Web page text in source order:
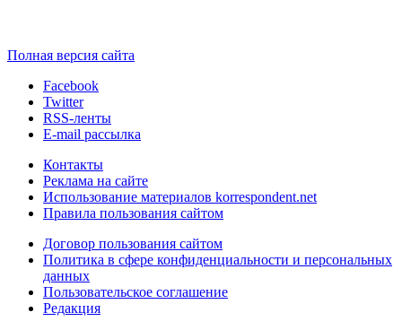
Полная версия сайта
Facebook
Twitter
RSS-ленты
E-mail рассылка
Контакты
Реклама на сайте
Использование материалов korrespondent.net
Правила пользования сайтом
Договор пользования сайтом
Политика в сфере конфиденциальности и персональных
данных
Пользовательское соглашение
Редакция